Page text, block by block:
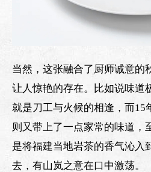
当然，这张融合了厨师诚意的
让人惊艳的存在。比如说味道
就是刀工与火候的相逢，而15
则又带上了一点家常的味道，
是将福建当地岩茶的香气沁入
去，有山岚之意在口中激荡。